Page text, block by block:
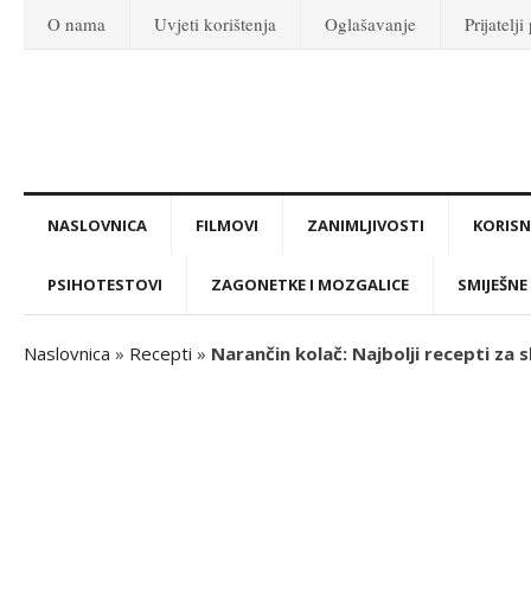
O nama Uvjeti korištenja Oglašavanje Prijatelji
NASLOVNICA FILMOVI ZANIMLJIVOSTI
PSIHOTESTOVI ZAGONETKE I MOZGALICE
Naslovnica » Recepti » Narančin kolač: Najbolji recepti za